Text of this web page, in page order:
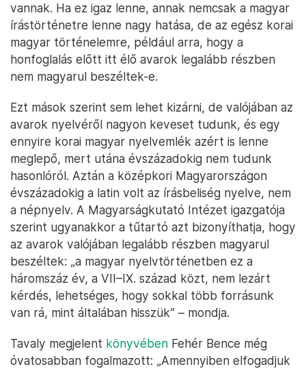
vannak. Ha ez igaz lenne, annak nemcsak a magyar
írástörténetre lenne nagy hatása, de az egész korai
magyar történelemre, például arra, hogy a
honfoglalás előtt itt élő avarok legalább részben
nem magyarul beszéltek-e.
Ezt mások szerint sem lehet kizárni, de valójában az
avarok nyelvéről nagyon keveset tudunk, és egy
ennyire korai magyar nyelvemlék azért is lenne
meglepő, mert utána évszázadokig nem tudunk
hasonlóról. Aztán a középkori Magyarországon
évszázadokig a latin volt az írásbeliség nyelve, nem
a népnyelv. A Magyarságkutató Intézet igazgatója
szerint ugyanakkor a tűtartó azt bizonyíthatja, hogy
az avarok valójában legalább részben magyarul
beszéltek: „a magyar nyelvtörténetben ez a
háromszáz év, a VII–IX. század közt, nem lezárt
kérdés, lehetséges, hogy sokkal több forrásunk
van rá, mint általában hisszük” – mondja.
Tavaly megjelent könyvében Fehér Bence még
óvatosabban fogalmazott: „Amennyiben elfogadjuk